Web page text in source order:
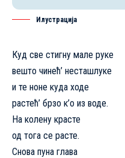
Илустрација
Куд све стигну мале руке
вешто чинећ’ несташлуке
и те ноне куда ходе
растећ’ брзо к’о из воде.
На колену красте
од тога се расте.
Снова пуна глава